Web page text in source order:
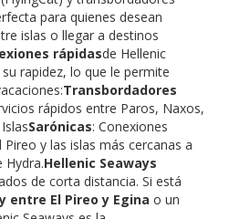
para quienes desean
islas o llegar a destinos
rápidasde Hellenic
rapidez, lo que le permite
Transbordadores
rápidos entre Paros, Naxos,
Sarónicas: Conexiones
y las islas más cercanas a
Hydra.Hellenic Seaways
de corta distancia. Si está
entre El Pireo y Egina o un